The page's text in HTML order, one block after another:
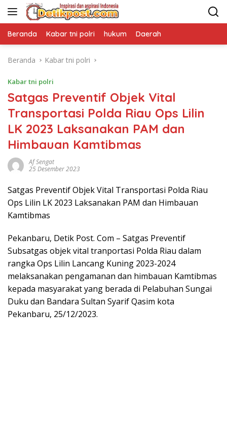
Langsung
Beranda Kabar tni polri hukum Daerah
Beranda Kabar tni polri
Kabar tni polri
Satgas Preventif Objek Vital
Transportasi Polda Riau Ops Lilin
LK 2023 Laksanakan PAM dan
Himbauan Kamtibmas
Af Sengat
25 Desember 2023
Satgas Preventif Objek Vital Transportasi Polda Riau
Ops Lilin LK 2023 Laksanakan PAM dan Himbauan
Kamtibmas
Pekanbaru, Detik Post. Com – Satgas Preventif
Subsatgas objek vital tranportasi Polda Riau dalam
rangka Ops Lilin Lancang Kuning 2023-2024
melaksanakan pengamanan dan himbauan Kamtibmas
kepada masyarakat yang berada di Pelabuhan Sungai
Duku dan Bandara Sultan Syarif Qasim kota
Pekanbaru, 25/12/2023.